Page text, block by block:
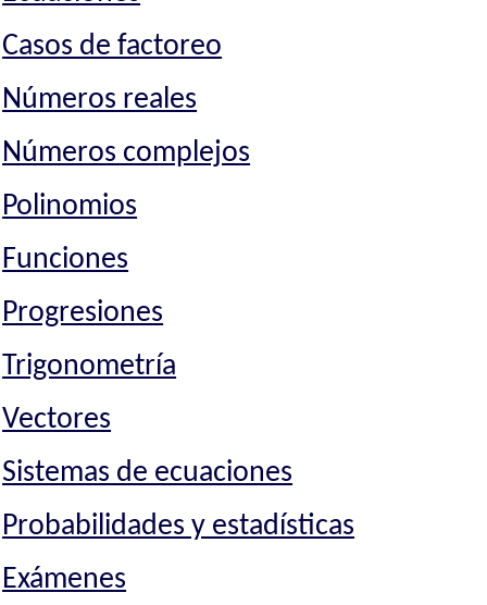
Casos de factoreo
Números reales
Números complejos
Polinomios
Funciones
Progresiones
Trigonometría
Vectores
Sistemas de ecuaciones
Probabilidades y estadísticas
Exámenes